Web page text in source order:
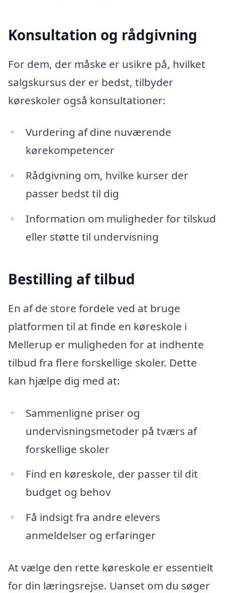
Konsultation og rådgivning
For dem, der måske er usikre på, hvilket
salgskursus der er bedst, tilbyder
køreskoler også konsultationer:
Vurdering af dine nuværende
kørekompetencer
Rådgivning om, hvilke kurser der
passer bedst til dig
Information om muligheder for tilskud
eller støtte til undervisning
Bestilling af tilbud
En af de store fordele ved at bruge
platformen til at finde en køreskole i
Mellerup er muligheden for at indhente
tilbud fra flere forskellige skoler. Dette
kan hjælpe dig med at:
Sammenligne priser og
undervisningsmetoder på tværs af
forskellige skoler
Find en køreskole, der passer til dit
budget og behov
Få indsigt fra andre elevers
anmeldelser og erfaringer
At vælge den rette køreskole er essentielt
for din læringsrejse. Uanset om du søger